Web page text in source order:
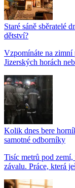
Staré sáně sběratelé
dětství?
Vzpomínáte na zimní
Jizerských horách
Kolik dnes bere
samotné odborníky
Tisíc metrů pod
závalu. Práce, která